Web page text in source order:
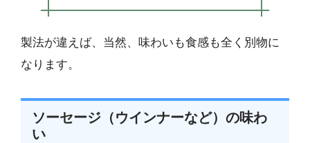
製法が違えば、当然、味わいも食感も全く別物に
なります。
ソーセージ（ウインナーなど）の味わ
い